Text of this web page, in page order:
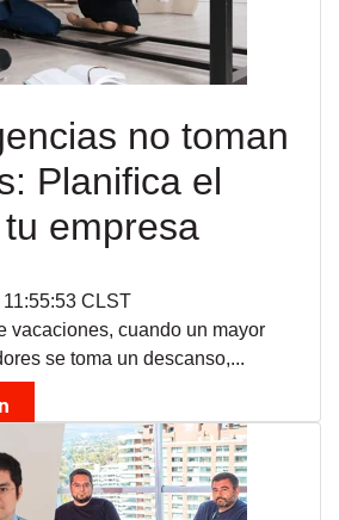
no toman
Planifica el
empresa
CLST
vacaciones, cuando un mayor
se toma un descanso,...